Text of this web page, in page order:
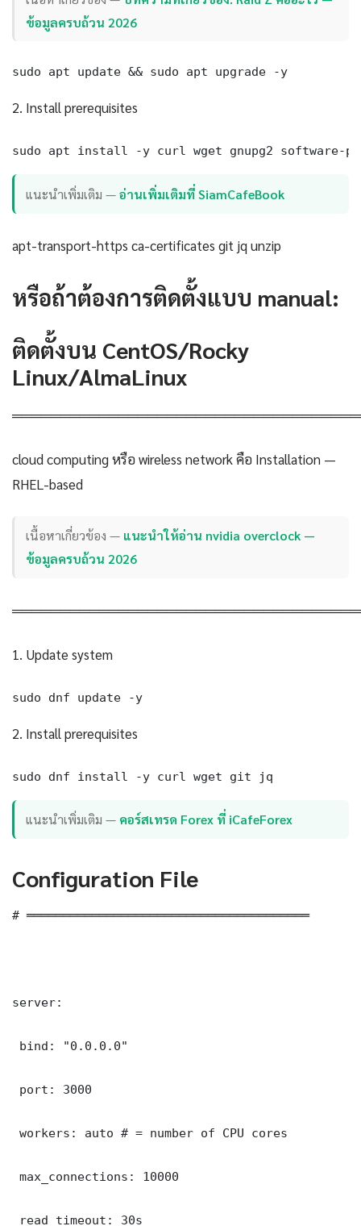
ข้อมูลครบถ้วน 2026
sudo apt update && sudo apt upgrade -y
2. Install prerequisites
sudo apt install -y curl wget gnupg2 software-
แนะนำเพิ่มเติม —อ่านเพิ่มเติมที่ SiamCafeBook
apt-transport-https ca-certificates git jq unzip
หรือถ้าต้องการติดตั้งแบบ manual:
ติดตั้งบน CentOS/Rocky
Linux/AlmaLinux
cloud computing หรือ wireless network คือ Installation —
RHEL-based
เนื้อหาเกี่ยวข้อง — แนะนำให้อ่าน nvidia overclock —
ข้อมูลครบถ้วน 2026
1. Update system
sudo dnf update -y
2. Install prerequisites
sudo dnf install -y curl wget git jq
แนะนำเพิ่มเติม — คอร์สเทรด Forex ที่ iCafeForex
Configuration File
# ═══════════════════════════════════════
server:
bind: "0.0.0.0"
port: 3000
workers: auto # = number of CPU cores
max_connections: 10000
read_timeout: 30s